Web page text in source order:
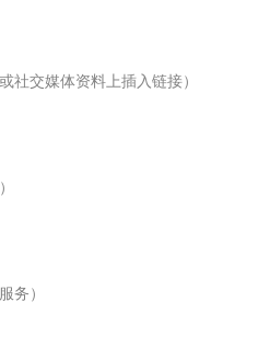
社交媒体资料上插入链接）
务）